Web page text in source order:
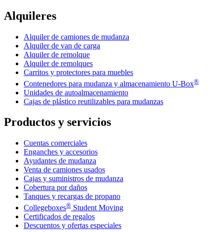
Alquileres
Alquiler de camiones de mudanza
Alquiler de van de carga
Alquiler de remolque
Alquiler de remolques
Carritos y protectores para muebles
Contenedores para mudanza y almacenamiento U-Box®
Unidades de autoalmacenamiento
Cajas de plástico reutilizables para mudanzas
Productos y servicios
Cuentas comerciales
Enganches y accesorios
Ayudantes de mudanza
Venta de camiones usados
Cajas y suministros de mudanza
Cobertura por daños
Tanques y recargas de propano
Collegeboxes® Student Moving
Certificados de regalos
Descuentos y ofertas especiales